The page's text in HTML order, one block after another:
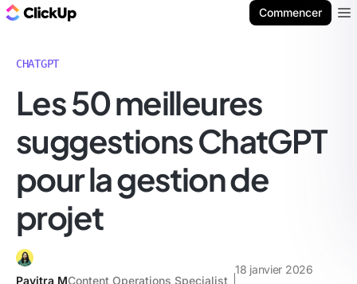
Commencer
CHATGPT
Les 50 meilleures
suggestions ChatGPT
pour la gestion de
projet
Pavitra MContent Operations Specialist
18 janvier 2026